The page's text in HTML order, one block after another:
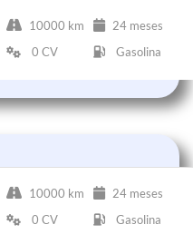
10000 km
24 meses
0 CV
Gasolina
10000 km
24 meses
0 CV
Gasolina